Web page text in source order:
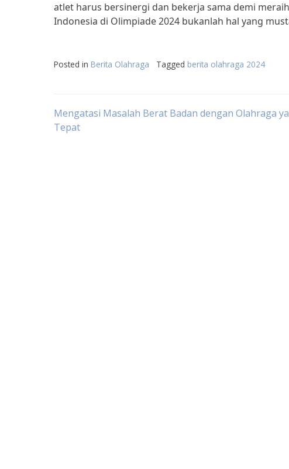
atlet harus bersinergi dan bekerja sama demi
Indonesia di Olimpiade 2024 bukanlah hal yang
Posted in Berita Olahraga Tagged berita olahraga 2024
Post
Mengatasi Masalah Berat Badan dengan Olahraga
Tepat